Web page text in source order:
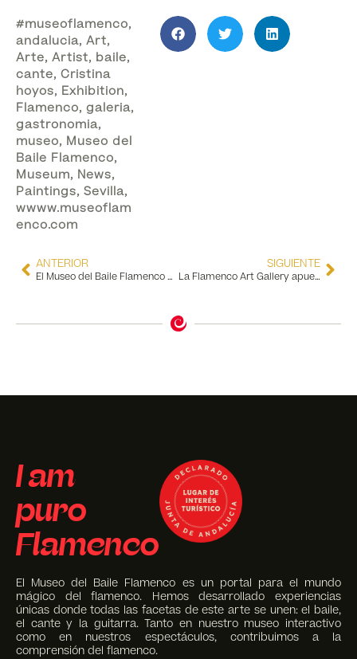
#museoflamenco,
andalucia, Art,
Arte, Artist, baile,
cante, Cristina
hoyos, Exhibition,
Flamenco, galeria,
gastronomia,
museo, Museo del
Baile Flamenco,
Museum, News,
Paintings, Sevilla,
wwww.museoflam
enco.com
ANTERIOR
El Museo del Baile Flamenco amplía la oferta de su experiencia más Premium
SIGUIENTE
La Flamenco Art Gallery apuesta por los contrastes en el arte flamenco
I am
puro
Flamenco
El Museo del Baile Flamenco es un portal para el mundo
mágico del flamenco. Hemos desarrollado experiencias
únicas donde todas las facetas de este arte se unen: el baile,
el cante y la guitarra. Tanto en nuestro museo interactivo
como en nuestros espectáculos, contribuimos a la
comprensión del flamenco.